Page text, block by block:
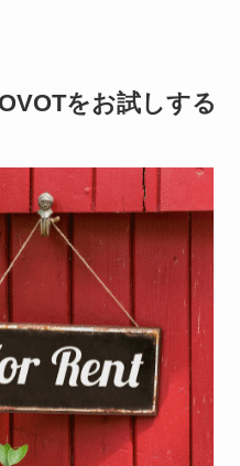
をお試しする